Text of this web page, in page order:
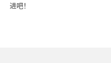
进吧！